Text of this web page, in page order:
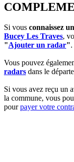
Si vous connaissez
Bucey Les Traves,
"Ajouter un radar".
Vous pouvez
radars dans le
Si vous avez reçu un
la commune, vous
pourpayer votre